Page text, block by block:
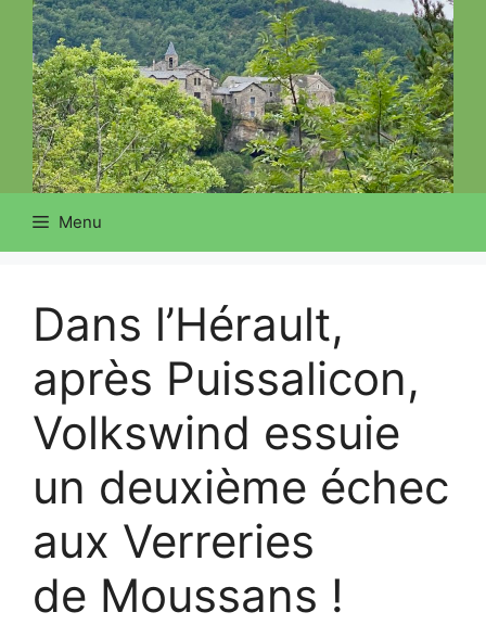
Menu
Dans l’Hérault,
après Puissalicon,
Volkswind essuie
un deuxième échec
aux Verreries
de Moussans !